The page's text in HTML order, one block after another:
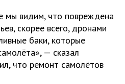
мы видим, что повреждена
скорее всего, дронами
баки, которые
— сказал
что ремонт самолётов